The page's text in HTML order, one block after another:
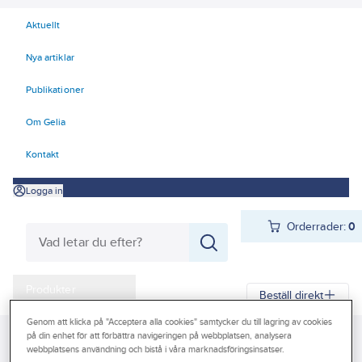
Aktuellt
Nya artiklar
Publikationer
Om Gelia
Kontakt
Logga in
Orderrader:0
Kampanjer
Outlet
Beställ direkt
Gelia Produkter Personligt skydd Räddning
Genom att klicka på "Acceptera alla cookies" samtycker du till lagring av cookies
på din enhet för att förbättra navigeringen på webbplatsen, analysera
webbplatsens användning och bistå i våra marknadsföringsinsatser.